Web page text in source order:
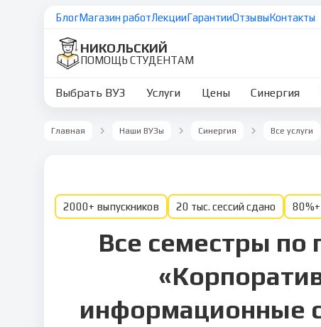
БлогМагазин работЛекцииГарантииОтзывыКонтакты
НИКОЛЬСКИЙ
ПОМОЩЬ СТУДЕНТАМ
Выбрать ВУЗ Услуги Цены Синергия
Главная Наши ВУЗы Синергия Все услуги
2000+ выпускников 20 тыс. сессий сдано
Все семестры по
информационные